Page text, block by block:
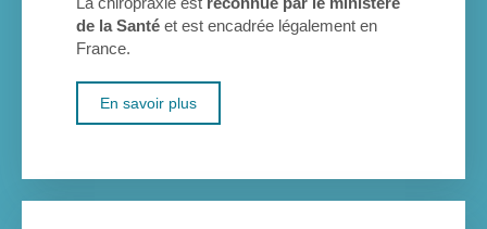
de la Santé et est encadrée légalement en
France.
En savoir plus